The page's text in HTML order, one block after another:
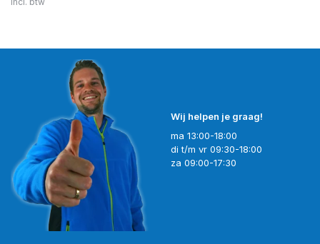
Wij helpen je graag!
ma 13:00-18:00
di t/m vr 09:30-18:00
za 09:00-17:30